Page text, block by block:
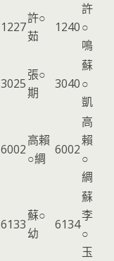
1227
許○
茹
1240
許
○
鳴
3025
張○
期
3040
蘇
○
凱
6002
高賴
○綢
6002
高
賴
○
綢
6133
蘇○
幼
6134
蘇
李
○
玉